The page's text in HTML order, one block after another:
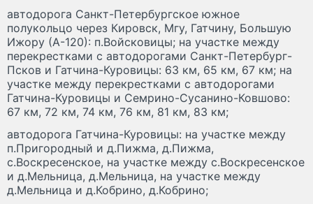
автодорога Санкт-Петербургское южное
полукольцо через Кировск, Мгу, Гатчину, Большую
Ижору (А-120): п.Войсковицы; на участке между
перекрестками с автодорогами Санкт-Петербург-
Псков и Гатчина-Куровицы: 63 км, 65 км, 67 км; на
участке между перекрестками с автодорогами
Гатчина-Куровицы и Семрино-Сусанино-Ковшово:
67 км, 72 км, 74 км, 76 км, 81 км, 83 км;
автодорога Гатчина-Куровицы: на участке между
п.Пригородный и д.Пижма, д.Пижма,
с.Воскресенское, на участке между с.Воскресенское
и д.Мельница, д.Мельница, на участке между
д.Мельница и д.Кобрино, д.Кобрино;